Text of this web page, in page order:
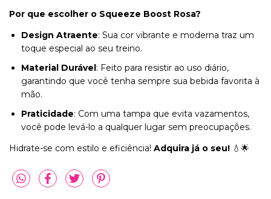
Por que escolher o Squeeze Boost Rosa?
Design Atraente: Sua cor vibrante e moderna traz um
toque especial ao seu treino.
Material Durável: Feito para resistir ao uso diário,
garantindo que você tenha sempre sua bebida favorita à
mão.
Praticidade: Com uma tampa que evita vazamentos,
você pode levá-lo a qualquer lugar sem preocupações.
Hidrate-se com estilo e eficiência! Adquira já o seu! 💧🌟